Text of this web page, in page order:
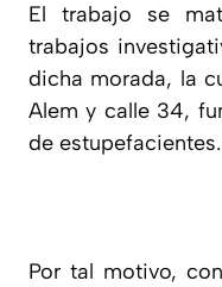
El trabajo se
trabajos
dicha morada, la
Alem y calle 34,
de estupefacientes.
Por tal motivo,